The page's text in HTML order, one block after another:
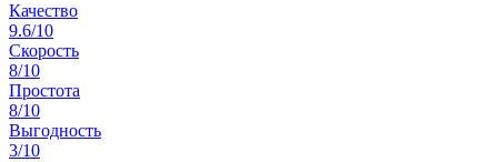
Качество
9.6/10
Скорость
8/10
Простота
8/10
Выгодность
3/10